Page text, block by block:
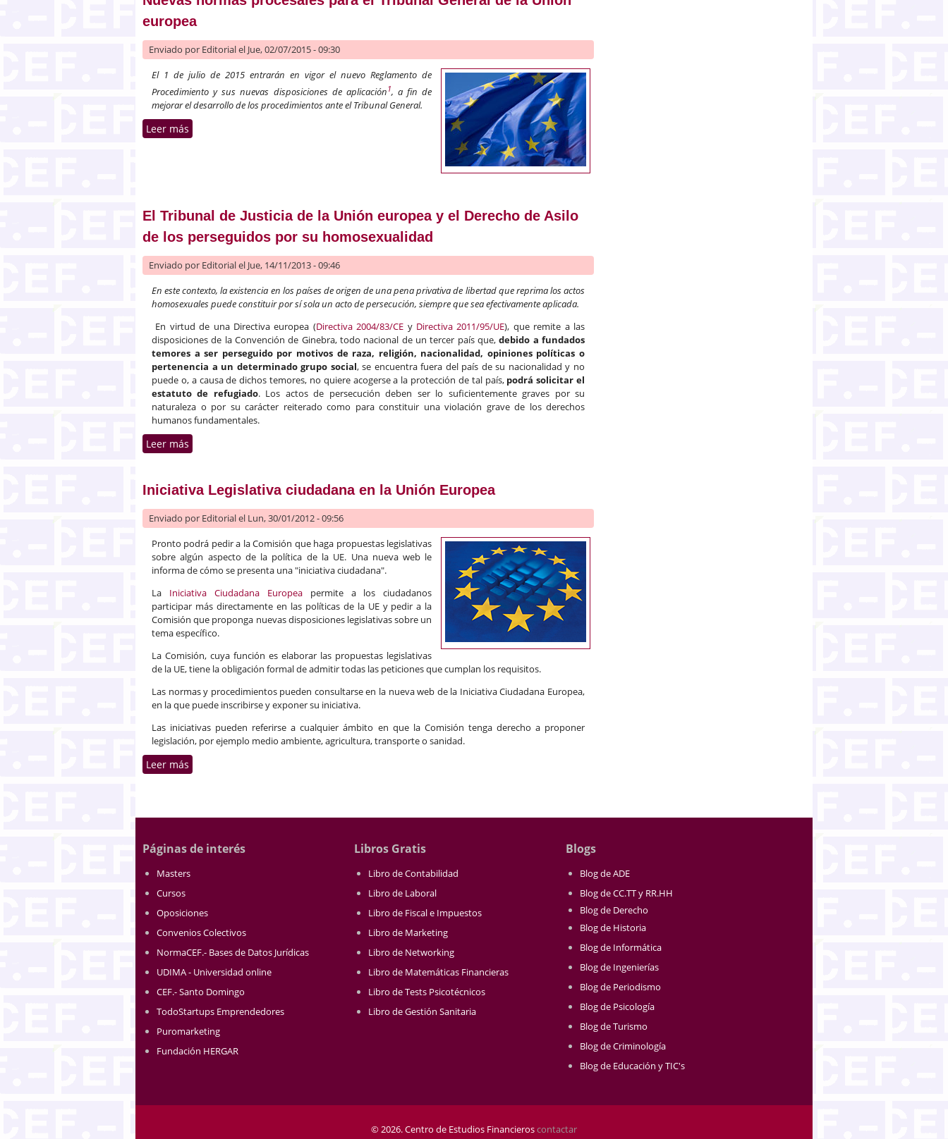
europea
Enviado por Editorialel Jue, 02/07/2015 - 09:30
El 1 de julio de 2015 entrarán en vigor el nuevo Reglamento de
Procedimiento y sus nuevas disposiciones de aplicación1,a fin de
mejorar el desarrollo de los procedimientos ante el Tribunal General.
Leer más sobre Nuevas normas procesales para el Tribunal General de la Unión europea
El Tribunal de Justicia de la Unión europea y el Derecho de Asilo
de los perseguidos por su homosexualidad
Enviado por Editorialel Jue, 14/11/2013 - 09:46
En este contexto, la existencia en los países de origen de una pena privativa de libertad que reprima los actos
homosexuales puede constituir por sí sola un acto de persecución, siempre que sea efectivamente aplicada.
En virtud de una Directiva europea (Directiva 2004/83/CE y Directiva 2011/95/UE), que remite a las
disposiciones de la Convención de Ginebra, todo nacional de un tercer país que,debido a fundados
temores a ser perseguido por motivos de raza, religión, nacionalidad, opiniones políticas o
pertenencia a un determinado grupo social, se encuentra fuera del país de su nacionalidad y no
puede o, a causa de dichos temores, no quiere acogerse a la protección de tal país, podrá solicitar el
estatuto de refugiado. Los actos de persecución deben ser lo suficientemente graves por su
naturaleza o por su carácter reiterado como para constituir una violación grave de los derechos
humanos fundamentales.
Leer más
Iniciativa Legislativa ciudadana en la Unión Europea
Enviado por Editorialel Lun, 30/01/2012 - 09:56
Pronto podrá pedir a la Comisión que haga propuestas legislativas
sobre algún aspecto de la política de la UE. Una nueva web le
informa de cómo se presenta una "iniciativa ciudadana".
La Iniciativa Ciudadana Europeapermite a los ciudadanos
participar más directamente en las políticas de la UE y pedir a la
Comisión que proponga nuevas disposiciones legislativas sobre un
tema específico.
La Comisión, cuya función es elaborar las propuestas legislativas
de la UE, tiene la obligación formal de admitir todas las peticiones que cumplan los requisitos.
Las normas y procedimientos pueden consultarse en la nueva web de la Iniciativa Ciudadana Europea,
en la que puede inscribirse y exponer su iniciativa.
Las iniciativas pueden referirse a cualquier ámbito en que la Comisión tenga derecho a proponer
legislación, por ejemplo medio ambiente, agricultura, transporte o sanidad.
Leer más
Páginas de interés
Masters
Cursos
Oposiciones
Convenios Colectivos
NormaCEF.- Bases de Datos Jurídicas
UDIMA - Universidad online
CEF.- Santo Domingo
TodoStartups Emprendedores
Puromarketing
Fundación HERGAR
Libros Gratis
Libro de Contabilidad
Libro de Laboral
Libro de Fiscal e Impuestos
Libro de Marketing
Libro de Networking
Libro de Matemáticas Financieras
Libro de Tests Psicotécnicos
Libro de Gestión Sanitaria
Blogs
Blog de ADE
Blog de CC.TT y RR.HH
Blog de Derecho
Blog de Historia
Blog de Informática
Blog de Ingenierías
Blog de Periodismo
Blog de Psicología
Blog de Turismo
Blog de Criminología
Blog de Educación y TIC's
© 2026. Centro de Estudios Financieroscontactar